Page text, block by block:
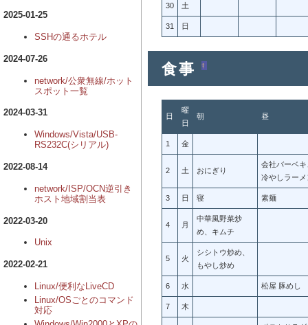
2025-01-25
SSHの通るホテル
2024-07-26
network/公衆無線/ホット
スポット一覧
2024-03-31
Windows/Vista/USB-
RS232C(シリアル)
2022-08-14
network/ISP/OCN逆引き
ホスト地域割当表
2022-03-20
Unix
2022-02-21
Linux/便利なLiveCD
Linux/OSごとのコマンド
対応
30 土
31 日
食事 †
日
曜
日
朝 昼
1 金
2 土 おにぎり
会社バーベ
冷やしラーメ
3 日 寝 素麺
4 月
中華風野菜炒
め、キムチ
5 火
シシトウ炒め、
もやし炒め
6 水 松屋 豚めし
7 木